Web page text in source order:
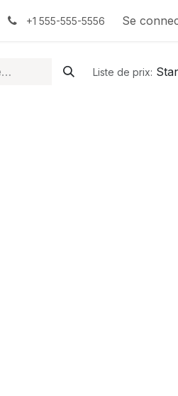
+1 555-555-5556 Se
Liste de prix: